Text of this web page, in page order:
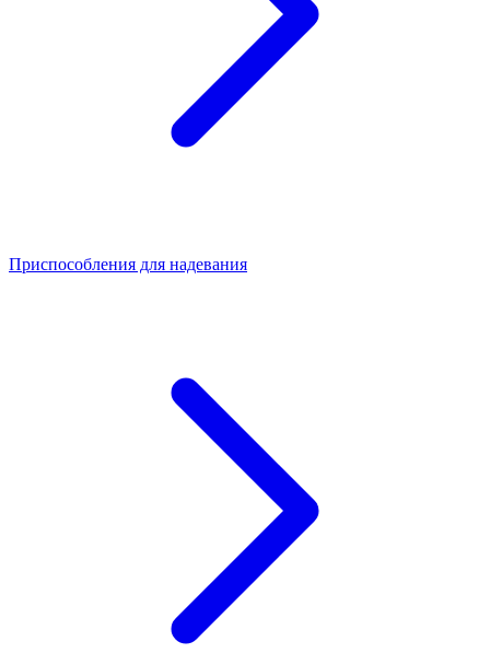
Приспособления для надевания